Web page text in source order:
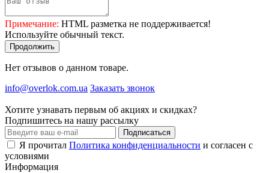
Примечание: HTML разметка не поддерживается!
Используйте обычный текст.
Продолжить
Нет отзывов о данном товаре.
info@overlok.com.ua Заказать звонок
Хотите узнавать первым об акциях и скидках?
Подпишитесь на нашу рассылку
Подписаться
Я прочитал Политика конфиденциальности и согласен с
условиями
Информация